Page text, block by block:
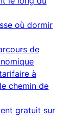
où dormir
de
à
chemin de
gratuit sur